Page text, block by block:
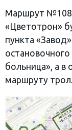
Маршрут №108
«Цветотрон»
пункта
остановочного
больница», а
маршруту